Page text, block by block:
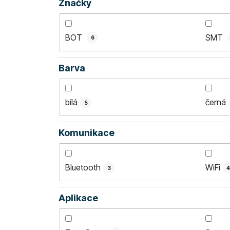
Značky
BOT 6 SMT
Barva
bílá 5 černá
Komunikace
Bluetooth 3 WiFi 4
Aplikace